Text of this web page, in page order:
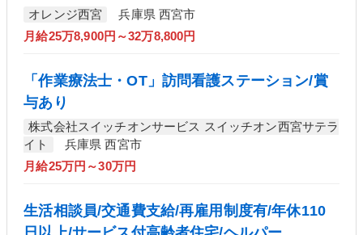
オレンジ西宮
兵庫県 西宮市
月給25万8,900円～32万8,800円
「作業療法士・OT」訪問看護ステーション/賞
与あり
株式会社スイッチオンサービス スイッチオン西宮サテラ
イト
兵庫県 西宮市
月給25万円～30万円
生活相談員/交通費支給/再雇用制度有/年休110